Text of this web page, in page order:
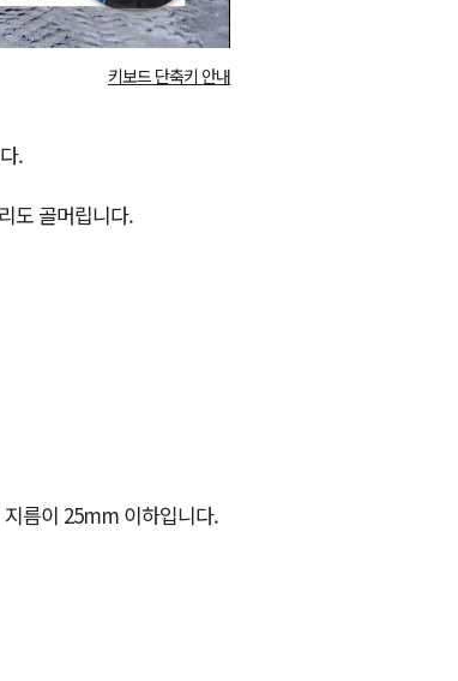
키보드 단축키 안내
.
도 골머립니다.
름이 25mm 이하입니다.